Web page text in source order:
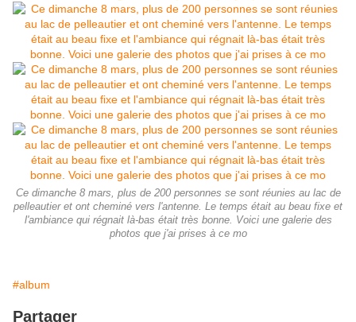
Ce dimanche 8 mars, plus de 200 personnes se sont réunies au lac de
pelleautier et ont cheminé vers l'antenne. Le temps était au beau fixe et
l'ambiance qui régnait là-bas était très bonne. Voici une galerie des
photos que j'ai prises à ce mo
#album
Partager